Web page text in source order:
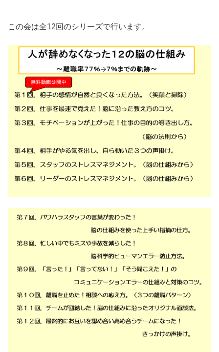
この会は全12回のシリーズで行います。